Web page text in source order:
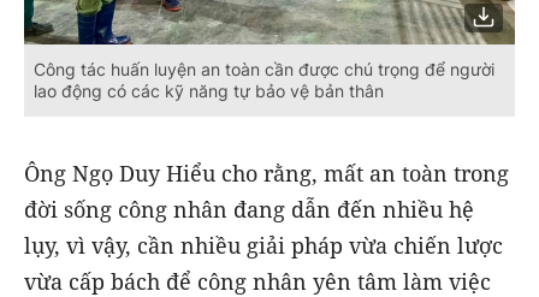
Công tác huấn luyện an toàn cần được chú trọng để người
lao động có các kỹ năng tự bảo vệ bản thân
Ông Ngọ Duy Hiểu cho rằng, mất an toàn trong
đời sống công nhân đang dẫn đến nhiều hệ
lụy, vì vậy, cần nhiều giải pháp vừa chiến lược
vừa cấp bách để công nhân yên tâm làm việc